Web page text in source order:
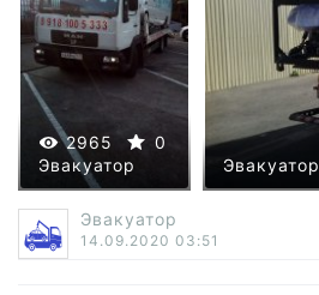
2965
0
0
Эвакуатор Эвакуатор
Эвакуатор
14.09.2020 03:51